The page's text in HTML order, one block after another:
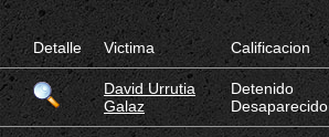
Detalle Victima Calificacion
David Urrutia
Galaz
Detenido
Desaparecido